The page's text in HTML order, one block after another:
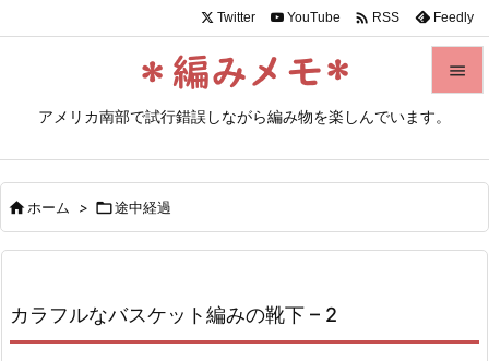
アメリカ南部で試行錯誤しながら編み物を楽しんでいます。


前へ

Twitter YouTube  RSS Feedly
ホーム > 途中経過
カラフルなバスケット編みの靴下 – 2